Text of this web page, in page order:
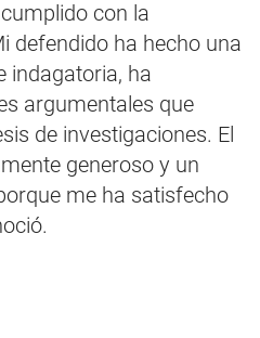
con la
defendido ha hecho una
indagatoria, ha
argumentales que
de investigaciones. El
generoso y un
me ha satisfecho